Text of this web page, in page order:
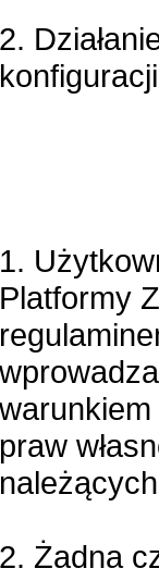
2.
1.
Platformy
praw
2. Żadna